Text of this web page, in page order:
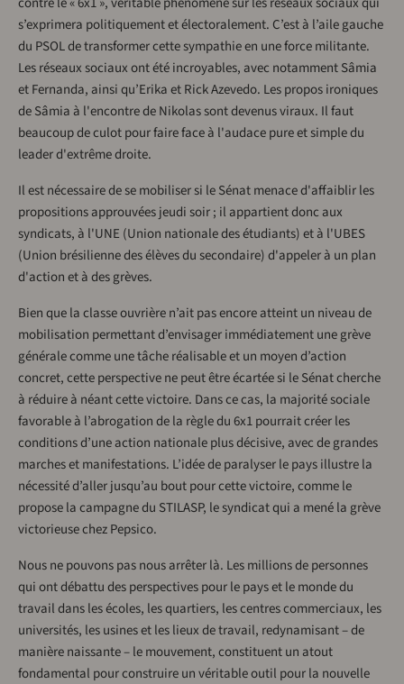
s’exprimera politiquement et électoralement. C’est à l’aile gauche
du PSOL de transformer cette sympathie en une force militante.
Les réseaux sociaux ont été incroyables, avec notamment Sâmia
et Fernanda, ainsi qu’Erika et Rick Azevedo. Les propos ironiques
de Sâmia à l'encontre de Nikolas sont devenus viraux. Il faut
beaucoup de culot pour faire face à l'audace pure et simple du
leader d'extrême droite.
Il est nécessaire de se mobiliser si le Sénat menace d'affaiblir les
propositions approuvées jeudi soir ; il appartient donc aux
syndicats, à l'UNE (Union nationale des étudiants) et à l'UBES
(Union brésilienne des élèves du secondaire) d'appeler à un plan
d'action et à des grèves.
Bien que la classe ouvrière n’ait pas encore atteint un niveau de
mobilisation permettant d’envisager immédiatement une grève
générale comme une tâche réalisable et un moyen d’action
concret, cette perspective ne peut être écartée si le Sénat cherche
à réduire à néant cette victoire. Dans ce cas, la majorité sociale
favorable à l’abrogation de la règle du 6x1 pourrait créer les
conditions d’une action nationale plus décisive, avec de grandes
marches et manifestations. L’idée de paralyser le pays illustre la
nécessité d’aller jusqu’au bout pour cette victoire, comme le
propose la campagne du STILASP, le syndicat qui a mené la grève
victorieuse chez Pepsico.
Nous ne pouvons pas nous arrêter là. Les millions de personnes
qui ont débattu des perspectives pour le pays et le monde du
travail dans les écoles, les quartiers, les centres commerciaux, les
universités, les usines et les lieux de travail, redynamisant – de
manière naissante – le mouvement, constituent un atout
fondamental pour construire un véritable outil pour la nouvelle